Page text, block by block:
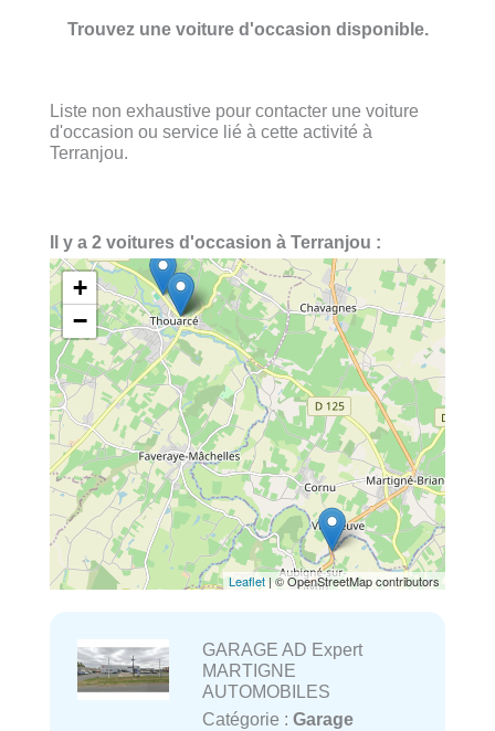
Trouvez une voiture d'occasion disponible.
Liste non exhaustive pour contacter une voiture
d'occasion ou service lié à cette activité à
Terranjou.
Il y a 2 voitures d'occasion à Terranjou :
+
−
Leaflet | © OpenStreetMap contributors
GARAGE AD Expert
MARTIGNE
AUTOMOBILES
Catégorie : Garage